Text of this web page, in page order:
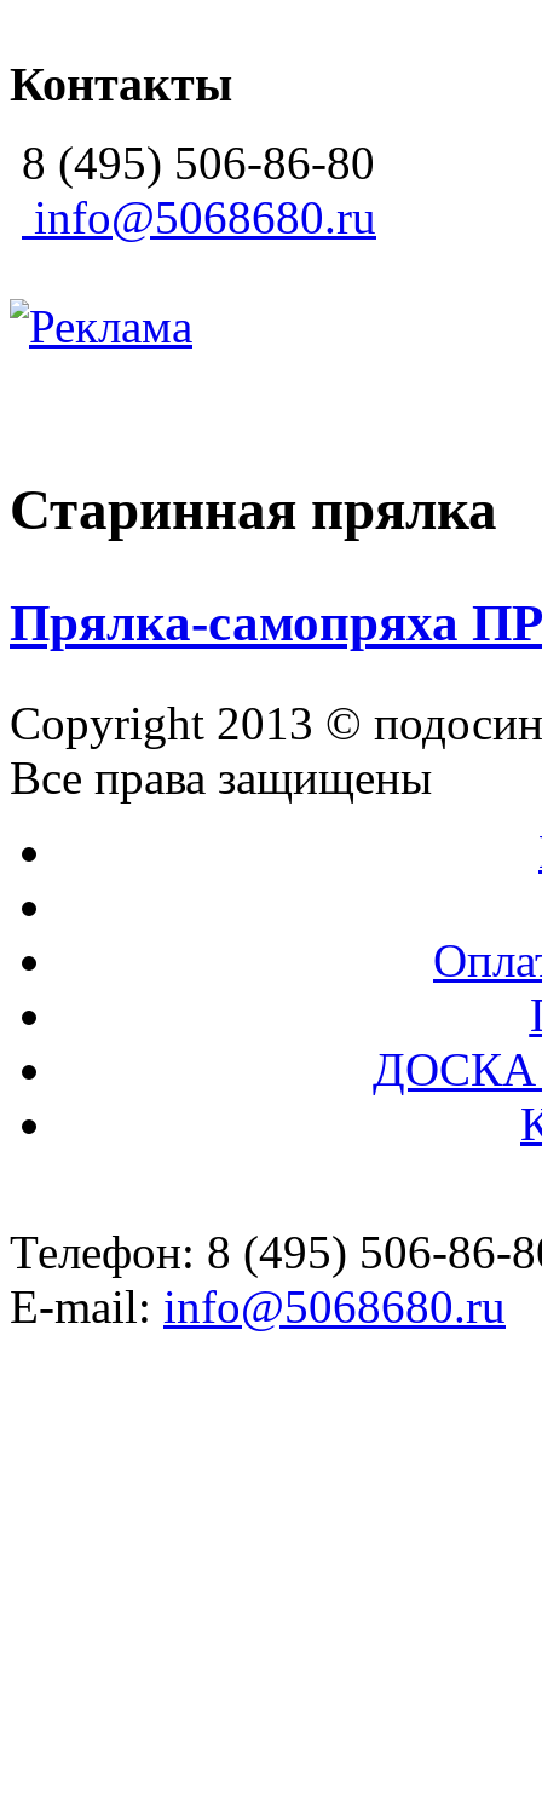
Контакты
8 (495) 506-86-80
info@5068680.ru
Старинная прялка
Прялка-самопряха
Copyright 2013 ©
Все права защищены
Телефон: 8 (495) 506-86-
E-mail: info@5068680.ru